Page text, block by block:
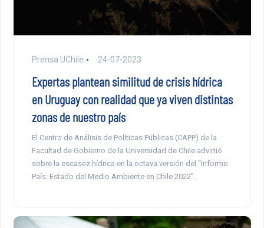
Prensa UChile 24-07-2023
Expertas plantean similitud de crisis hídrica
en Uruguay con realidad que ya viven distintas
zonas de nuestro país
El Centro de Análisis de Políticas Públicas (CAPP) de la
Facultad de Gobierno de la Universidad de Chile advirtió
sobre la escasez hídrica en la octava versión del “Informe
País: Estado del Medio Ambiente en Chile 2022”.